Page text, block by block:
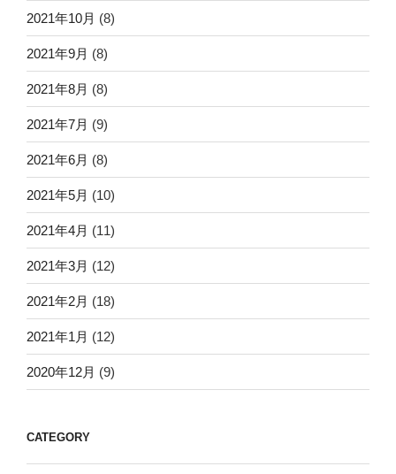
2021年10月 (8)
2021年9月 (8)
2021年8月 (8)
2021年7月 (9)
2021年6月 (8)
2021年5月 (10)
2021年4月 (11)
2021年3月 (12)
2021年2月 (18)
2021年1月 (12)
2020年12月 (9)
CATEGORY